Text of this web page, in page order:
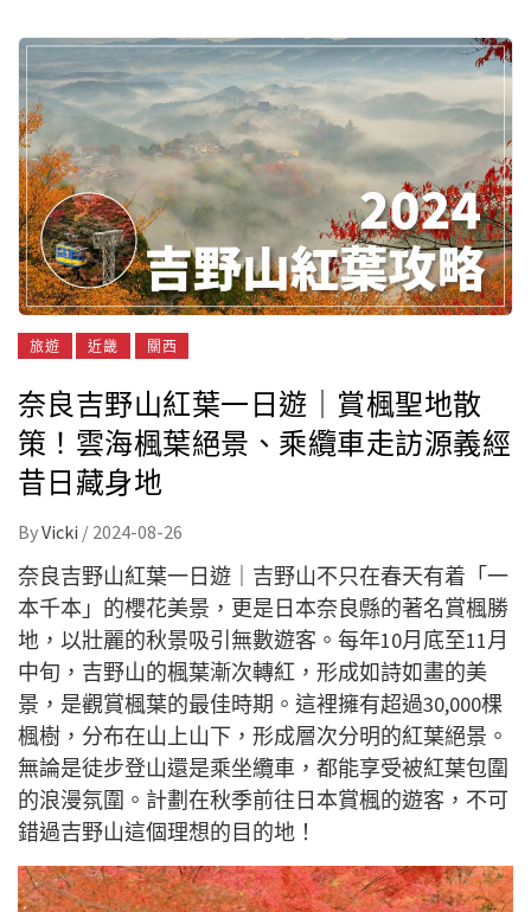
旅遊 近畿 關西
奈良吉野山紅葉一日遊｜賞楓聖地散
策！雲海楓葉絕景、乘纜車走訪源義經
昔日藏身地
ByVicki / 2024-08-26
奈良吉野山紅葉一日遊｜吉野山不只在春天有着「一
本千本」的櫻花美景，更是日本奈良縣的著名賞楓勝
地，以壯麗的秋景吸引無數遊客。每年10月底至11月
中旬，吉野山的楓葉漸次轉紅，形成如詩如畫的美
景，是觀賞楓葉的最佳時期。這裡擁有超過30,000棵
楓樹，分布在山上山下，形成層次分明的紅葉絕景。
無論是徒步登山還是乘坐纜車，都能享受被紅葉包圍
的浪漫氛圍。計劃在秋季前往日本賞楓的遊客，不可
錯過吉野山這個理想的目的地！